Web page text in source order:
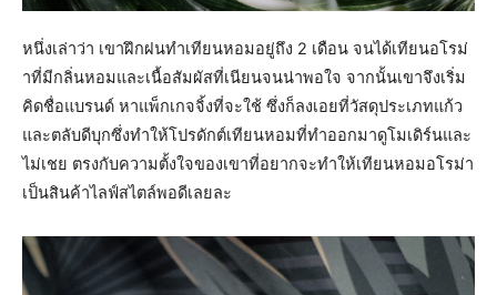
หนึ่งเล่าว่า เขาฝึกฝนทำเทียนหอมอยู่ถึง 2 เดือน จนได้เทียนอโรม่
าที่มีกลิ่นหอมและเนื้อสัมผัสที่เนียนจนน่าพอใจ จากนั้นเขาจึงเริ่ม
คิดชื่อแบรนด์ หาแพ็กเกจจิ้งที่จะใช้ ซึ่งก็ลงเอยที่วัสดุประเภทแก้ว
และตลับดีบุกซึ่งทำให้โปรดักต์เทียนหอมที่ทำออกมาดูโมเดิร์นและ
ไม่เชย ตรงกับความตั้งใจของเขาที่อยากจะทำให้เทียนหอมอโรม่า
เป็นสินค้าไลฟ์สไตล์พอดีเลยละ